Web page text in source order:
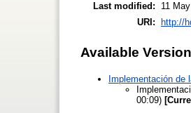
Last modified:
11
URI:
http://
Available
Implementación
00:09)